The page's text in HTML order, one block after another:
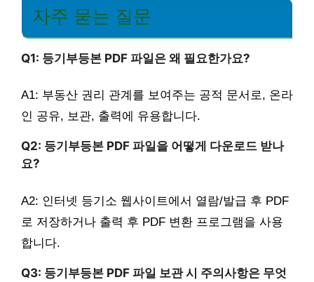
자주 묻는 질문
Q1: 등기부등본 PDF 파일은 왜 필요한가요?
A1: 부동산 권리 관계를 보여주는 공적 문서로, 온라
인 공유, 보관, 출력에 유용합니다.
Q2: 등기부등본 PDF 파일을 어떻게 다운로드 받나
요?
A2: 인터넷 등기소 웹사이트에서 열람/발급 후 PDF
로 저장하거나 출력 후 PDF 변환 프로그램을 사용
합니다.
Q3: 등기부등본 PDF 파일 보관 시 주의사항은 무엇